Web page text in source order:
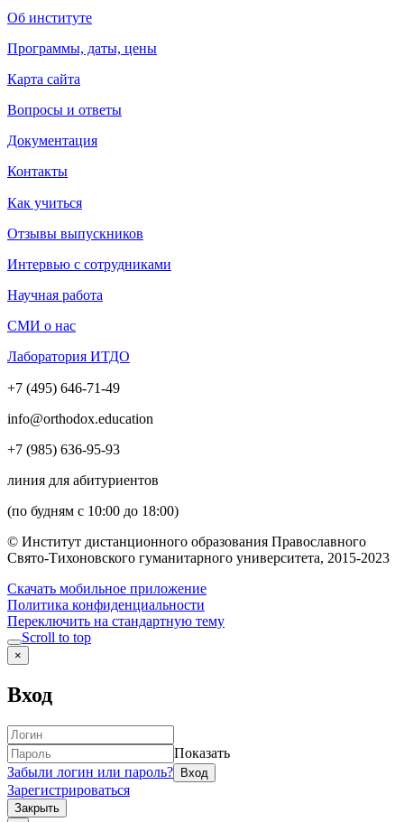
Об институте
Программы, даты, цены
Карта сайта
Вопросы и ответы
Документация
Контакты
Как учиться
Отзывы выпускников
Интервью с сотрудниками
Научная работа
СМИ о нас
Лаборатория ИТДО
+7 (495) 646-71-49
info@orthodox.education
+7 (985) 636-95-93
линия для абитуриентов
(по будням с 10:00 до 18:00)
© Институт дистанционного образования Православного
Свято-Тихоновского гуманитарного университета, 2015-2023
Скачать мобильное приложение
Политика конфиденциальности
Переключить на стандартную тему
Scroll to top
×
Вход
Показать
Забыли логин или пароль?
Зарегистрироваться
Закрыть